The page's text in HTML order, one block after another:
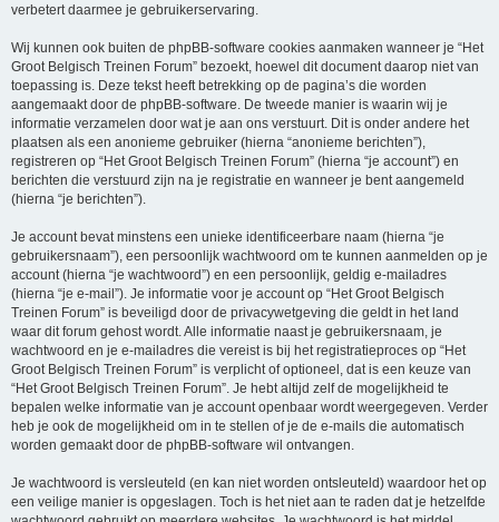
verbetert daarmee je gebruikerservaring.
Wij kunnen ook buiten de phpBB-software cookies aanmaken wanneer je “Het
Groot Belgisch Treinen Forum” bezoekt, hoewel dit document daarop niet van
toepassing is. Deze tekst heeft betrekking op de pagina’s die worden
aangemaakt door de phpBB-software. De tweede manier is waarin wij je
informatie verzamelen door wat je aan ons verstuurt. Dit is onder andere het
plaatsen als een anonieme gebruiker (hierna “anonieme berichten”),
registreren op “Het Groot Belgisch Treinen Forum” (hierna “je account”) en
berichten die verstuurd zijn na je registratie en wanneer je bent aangemeld
(hierna “je berichten”).
Je account bevat minstens een unieke identificeerbare naam (hierna “je
gebruikersnaam”), een persoonlijk wachtwoord om te kunnen aanmelden op je
account (hierna “je wachtwoord”) en een persoonlijk, geldig e-mailadres
(hierna “je e-mail”). Je informatie voor je account op “Het Groot Belgisch
Treinen Forum” is beveiligd door de privacywetgeving die geldt in het land
waar dit forum gehost wordt. Alle informatie naast je gebruikersnaam, je
wachtwoord en je e-mailadres die vereist is bij het registratieproces op “Het
Groot Belgisch Treinen Forum” is verplicht of optioneel, dat is een keuze van
“Het Groot Belgisch Treinen Forum”. Je hebt altijd zelf de mogelijkheid te
bepalen welke informatie van je account openbaar wordt weergegeven. Verder
heb je ook de mogelijkheid om in te stellen of je de e-mails die automatisch
worden gemaakt door de phpBB-software wil ontvangen.
Je wachtwoord is versleuteld (en kan niet worden ontsleuteld) waardoor het op
een veilige manier is opgeslagen. Toch is het niet aan te raden dat je hetzelfde